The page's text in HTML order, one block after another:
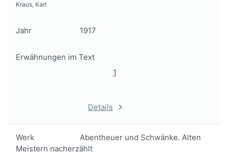
Kraus, Karl
Jahr 1917
Erwähnungen im Text
1
Details
Werk
Abentheuer und Schwänke. Alten
Meistern nacherzählt